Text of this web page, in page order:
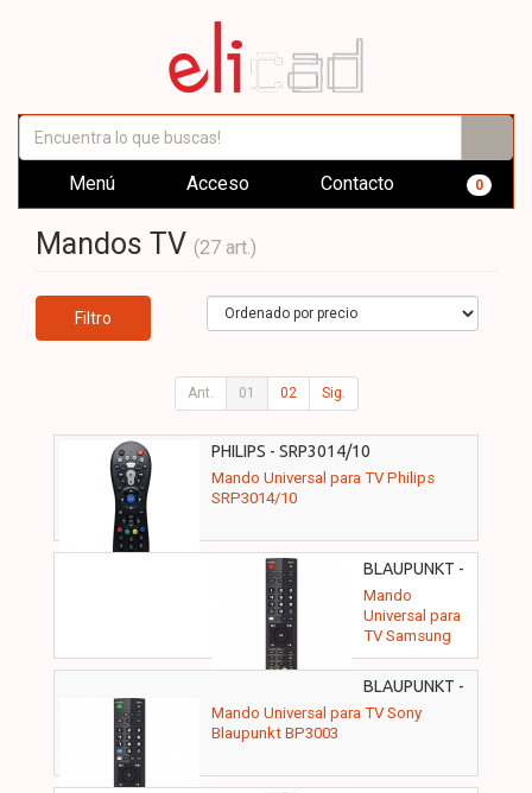
Menú Acceso Contacto 0
Mandos TV (27 art.)
Filtro
Ant. 01 02 Sig.
PHILIPS - SRP3014/10
Mando Universal para TV Philips
SRP3014/10
BLAUPUNKT -
BP3002
Mando
Universal para
TV Samsung
Blaupunkt
BP3002
BLAUPUNKT -
BP3003
Mando Universal para TV Sony
Blaupunkt BP3003